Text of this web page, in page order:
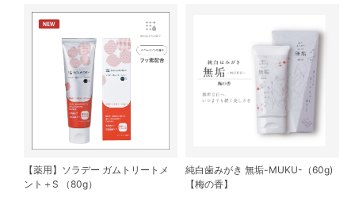
【薬用】ソラデー ガムトリートメ
ント＋S （80g）
純白歯みがき 無垢-MUKU-（60g)
【梅の香】